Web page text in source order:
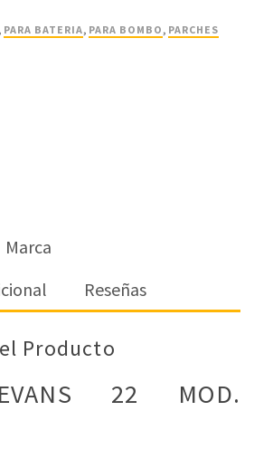
PARA BATERIA, PARA BOMBO, PARCHES
Marca
Reseñas
Producto
22 MOD.